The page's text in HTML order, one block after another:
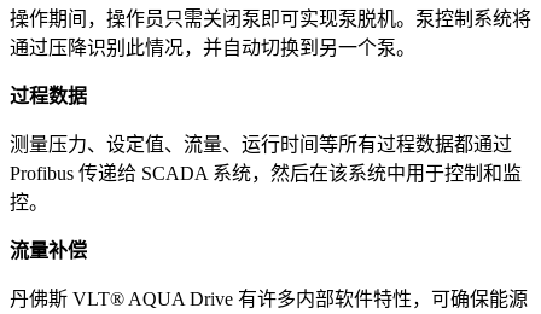
操作期间，操作员只需关闭泵即可实现泵脱机。泵控制系统将
通过压降识别此情况，并自动切换到另一个泵。
过程数据
测量压力、设定值、流量、运行时间等所有过程数据都通过
Profibus 传递给 SCADA 系统，然后在该系统中用于控制和监
控。
流量补偿
丹佛斯 VLT® AQUA Drive 有许多内部软件特性，可确保能源